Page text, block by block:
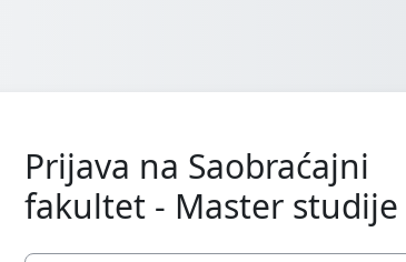
Prijava na Saobraćajni
fakultet - Master studije